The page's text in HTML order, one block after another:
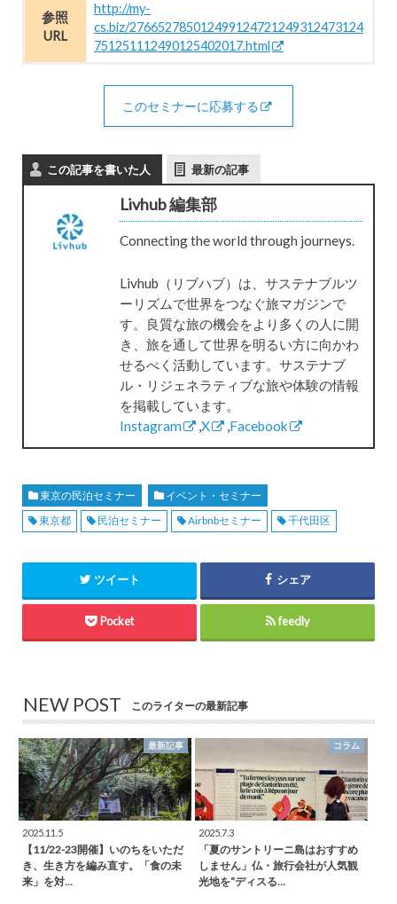
参照
URL
http://my-
cs.biz/276652785012499124721249312473124
751251112490125402017.html
このセミナーに応募する
この記事を書いた人 最新の記事
Livhub 編集部
Connecting the world through journeys.
Livhub（リブハブ）は、サステナブルツ
ーリズムで世界をつなぐ旅マガジンで
す。良質な旅の機会をより多くの人に開
き、旅を通して世界を明るい方に向かわ
せるべく活動しています。サステナブ
ル・リジェネラティブな旅や体験の情報
を掲載しています。
Instagram
X Facebook
東京の民泊セミナー
イベント・セミナー
東京都
民泊セミナー Airbnbセミナー 千代田区
ツイート シェア
Pocket feedly
NEW POST このライターの最新記事
最新記事
2025.11.5
【11/22-23開催】いのちをいただ
き、生き方を編み直す。「食の未
来」を対…
コラム
2025.7.3
「夏のサントリーニ島はおすすめ
しません」仏・旅行会社が人気観
光地を“ディスる…